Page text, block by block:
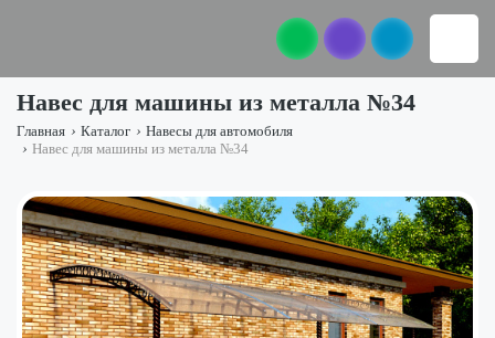
Навес для машины из металла №34
Главная › Каталог › Навесы для автомобиля
› Навес для машины из металла №34